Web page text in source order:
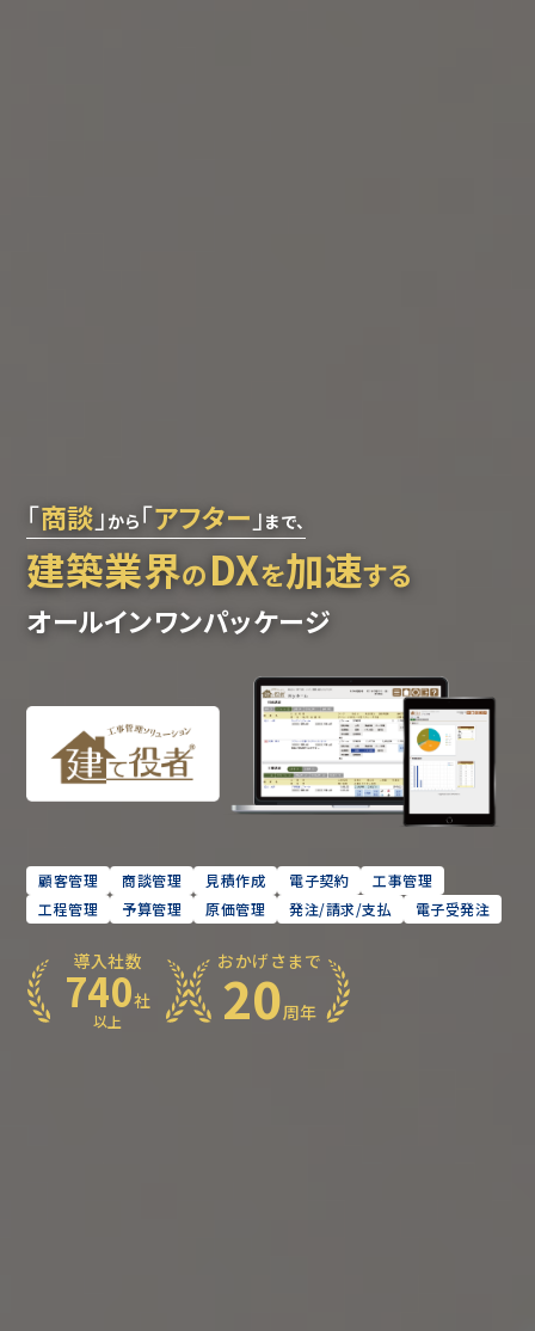
「商談 」 から 「アフター 」 まで、
建築業界のDXを加速する
オールインワンパッケージ
顧客管理 商談管理 見積作成 電子契約
工事管理
工程管理
予算管理 原価管理 発注/請求/支払 電子受発注
導入社数
740社
以上
おかげさまで
20周年